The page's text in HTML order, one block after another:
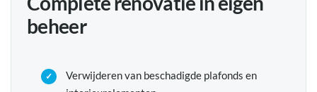
beheer
Verwijderen van beschadigde plafonds en